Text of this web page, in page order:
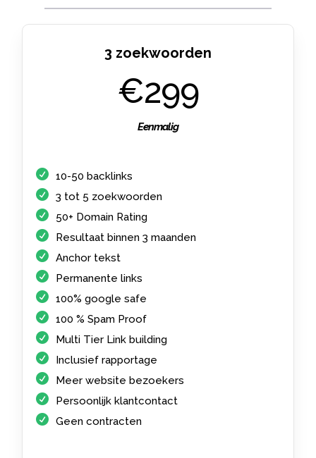
3 zoekwoorden
€299
Eenmalig
10-50 backlinks
3 tot 5 zoekwoorden
50+ Domain Rating
Resultaat binnen 3 maanden
Anchor tekst
Permanente links
100% google safe
100 % Spam Proof
Multi Tier Link building
Inclusief rapportage
Meer website bezoekers
Persoonlijk klantcontact
Geen contracten